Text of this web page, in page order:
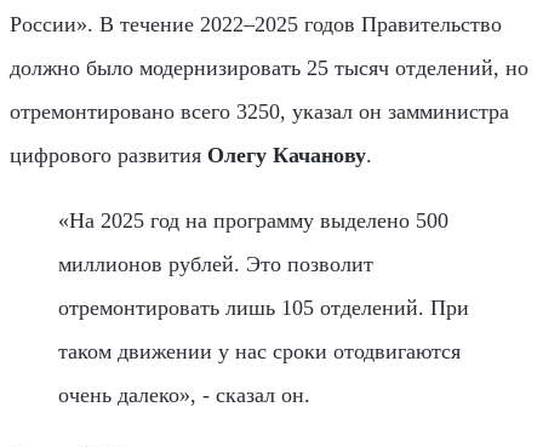
России». В течение 2022–2025 годов Правительство
должно было модернизировать 25 тысяч отделений, но
отремонтировано всего 3250, указал он замминистра
цифрового развития Олегу Качанову.
«На 2025 год на программу выделено 500
миллионов рублей. Это позволит
отремонтировать лишь 105 отделений. При
таком движении у нас сроки отодвигаются
очень далеко», - сказал он.